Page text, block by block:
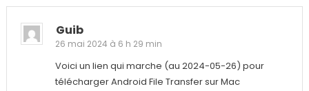
Guib
26 mai 2024 à 6 h 29 min
Voici un lien qui marche (au 2024-05-26) pour
télécharger Android File Transfer sur Mac